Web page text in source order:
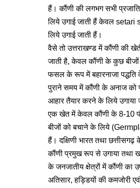
हैं। कौंणी की लगभग सभी
लिये उगाई जाती हैं केवल
लिये उगाई जाती हैं।
वैसे तो उत्तराखण्ड में कौंणी की
जाती है, केवल कौंणी के कुछ
फसल के रूप में बहारनाजा पद्धति
पुराने समय में कौंणी के अनाज को
आहार तैयार करने के लिये उगाया
एक खेत में केवल कौंणी के 8-10
बीजों को बचाने के लिये
हैं। दक्षिणी भारत तथा छत्तीसगढ़
कौंणी प्रमुख रूप से उगाया तथा
के जनजातीय क्षेत्रों में कौंणी का
अतिसार, हड्डियों की कमजोरी